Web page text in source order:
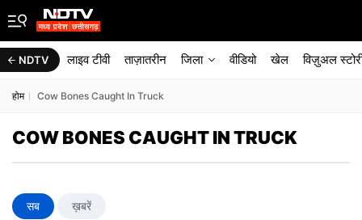
NDTV लाइव टीवी ताज़ातरीन जिला वीडियो खेल विज़ुअल
होम Cow Bones Caught In Truck
COW BONES CAUGHT IN TRUCK
सब ख़बरें